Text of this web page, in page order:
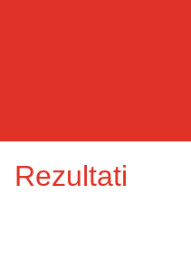
Rezultati